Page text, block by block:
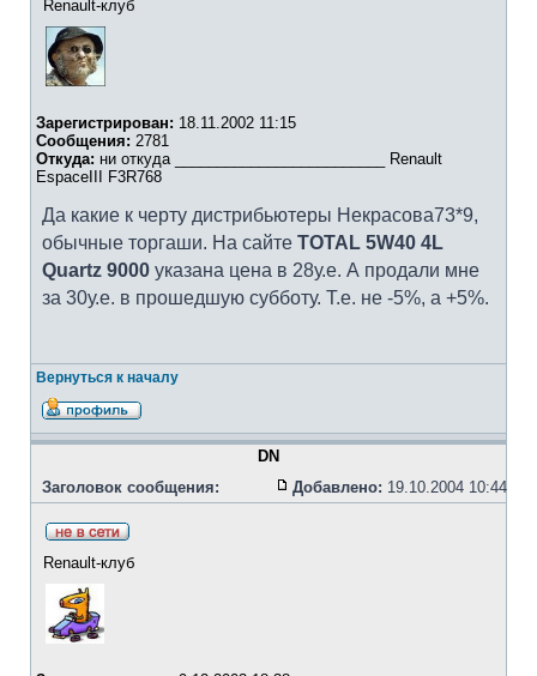
Renault-клуб
Зарегистрирован: 18.11.2002 11:15
Сообщения: 2781
Откуда: ни откуда _________________________ Renault
EspaceIII F3R768
Да какие к черту дистрибьютеры Некрасова73*9,
обычные торгаши. На сайте TOTAL 5W40 4L
Quartz 9000 указана цена в 28у.е. А продали мне
за 30у.е. в прошедшую субботу. Т.е. не -5%, а +5%.
Вернуться к началу
DN
Заголовок сообщения:
Добавлено: 19.10.2004 10:44
Renault-клуб